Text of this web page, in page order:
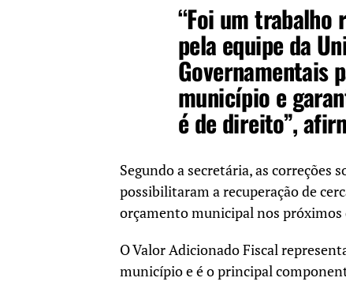
“Foi um trabalho
pela equipe da
Governamentais
município e
é de direito”,
Segundo a secretária, as correções
possibilitaram a recuperação de
orçamento municipal nos próximos
O Valor Adicionado Fiscal
município e é o principal